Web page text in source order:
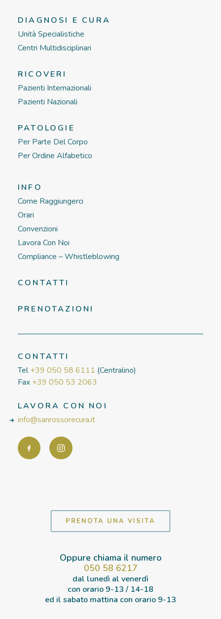
DIAGNOSI E CURA
Unità Specialistiche
Centri Multidisciplinari
RICOVERI
Pazienti Internazionali
Pazienti Nazionali
PATOLOGIE
Per Parte Del Corpo
Per Ordine Alfabetico
INFO
Come Raggiungerci
Orari
Convenzioni
Lavora Con Noi
Compliance – Whistleblowing
CONTATTI
PRENOTAZIONI
CONTATTI
Tel+39 050 58 6111 (Centralino)
Fax +39 050 53 2063
LAVORA CON NOI
info@sanrossorecura.it
PRENOTA UNA VISITA
Oppure chiama il numero
050 58 6217
dal lunedì al venerdì
con orario 9-13 / 14-18
ed il sabato mattina con orario 9-13